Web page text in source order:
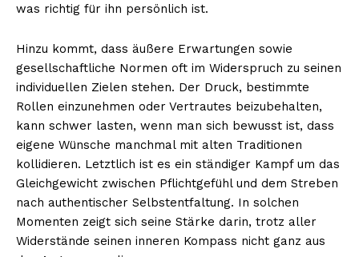
was richtig für ihn persönlich ist.
Hinzu kommt, dass äußere Erwartungen sowie
gesellschaftliche Normen oft im Widerspruch zu seinen
individuellen Zielen stehen. Der Druck, bestimmte
Rollen einzunehmen oder Vertrautes beizubehalten,
kann schwer lasten, wenn man sich bewusst ist, dass
eigene Wünsche manchmal mit alten Traditionen
kollidieren. Letztlich ist es ein ständiger Kampf um das
Gleichgewicht zwischen Pflichtgefühl und dem Streben
nach authentischer Selbstentfaltung. In solchen
Momenten zeigt sich seine Stärke darin, trotz aller
Widerstände seinen inneren Kompass nicht ganz aus